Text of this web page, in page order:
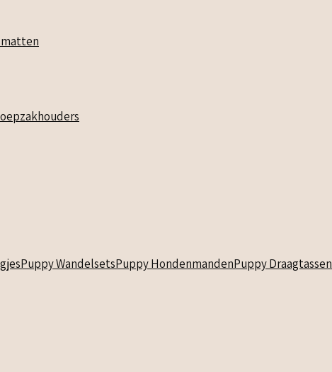
Puppy WandelsetsPuppy HondenmandenPuppy Draagtassen